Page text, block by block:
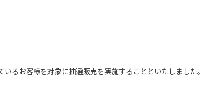
るお客様を対象に抽選販売を実施することといたしました。